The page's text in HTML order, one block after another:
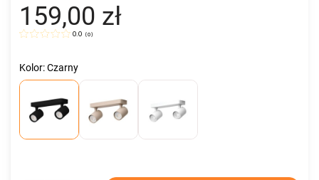
159,00 zł
0.0 (0)
Kolor: Czarny